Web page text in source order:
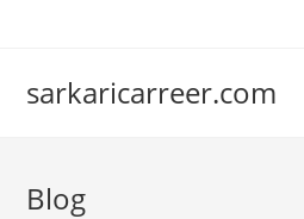
sarkaricarreer.com
Blog